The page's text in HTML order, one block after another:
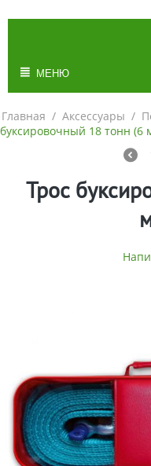
МЕНЮ
Главная / Аксессуары /
буксировочный 18 тонн (6
Трос